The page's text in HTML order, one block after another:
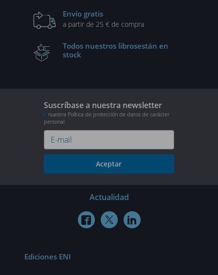
Envío gratis
a partir de 25 € de compra
Todos nuestros librosestán en
stock
Suscríbase a nuestra newsletter
nuestra Política de protección de datos de carácter
personal
Aceptar
Actualidad
  
Ediciones ENI